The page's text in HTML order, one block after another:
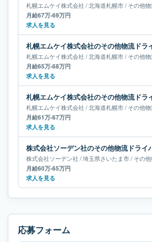
札幌エムケイ株式会社 /北海道札幌市/その他
月給67万-69万円
求人を見る
札幌エムケイ株式会社 /北海道札幌市/その他
月給65万-68万円
求人を見る
札幌エムケイ株式会社 /北海道札幌市/その他
月給61万-67万円
求人を見る
株式会社ソーデン社 /埼玉県さいたま市/その他
月給60万-65万円
求人を見る
応募フォーム